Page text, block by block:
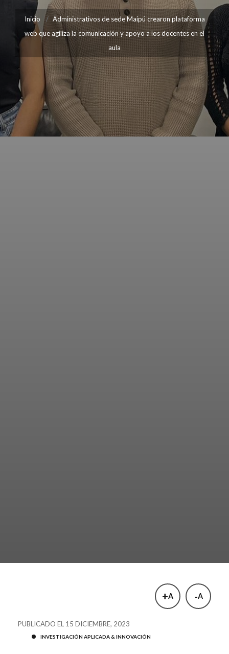
Inicio
Administrativos de sede Maipú crearon plataforma
web que agiliza la comunicación y apoyo a los docentes en el
aula
+A -A
PUBLICADO EL 15 DICIEMBRE, 2023
INVESTIGACIÓN APLICADA & INNOVACIÓN